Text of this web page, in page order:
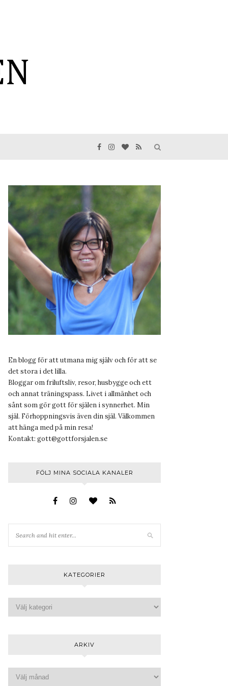
En blogg för att utmana mig själv och för att se
det stora i det lilla.
Bloggar om friluftsliv, resor, husbygge och ett
och annat träningspass. Livet i allmänhet och
sånt som gör gott för själen i synnerhet. Min
själ. Förhoppningsvis även din själ. Välkommen
att hänga med på min resa!
Kontakt: gott@gottforsjalen.se
FÖLJ MINA SOCIALA KANALER
KATEGORIER
ARKIV